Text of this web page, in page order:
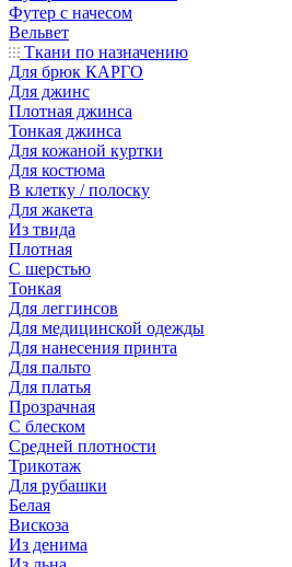
Футер с начесом
Вельвет
Ткани по назначению
Для брюк КАРГО
Для джинс
Плотная джинса
Тонкая джинса
Для кожаной куртки
Для костюма
В клетку / полоску
Для жакета
Из твида
Плотная
С шерстью
Тонкая
Для леггинсов
Для медицинской одежды
Для нанесения принта
Для пальто
Для платья
Прозрачная
С блеском
Средней плотности
Трикотаж
Для рубашки
Белая
Вискоза
Из денима